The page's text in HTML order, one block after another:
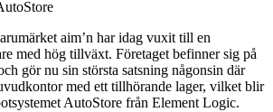
aim’n har idag vuxit till en
med hög tillväxt. Företaget befinner sig på
gör nu sin största satsning någonsin där
med ett tillhörande lager, vilket blir
AutoStore från Element Logic.